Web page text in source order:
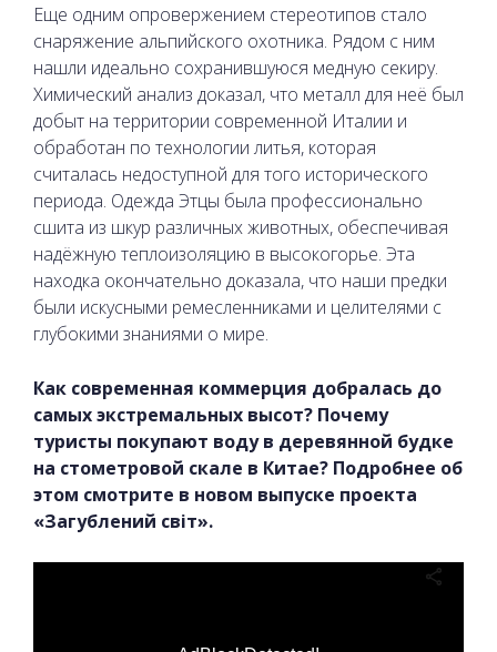
Еще одним опровержением стереотипов стало
снаряжение альпийского охотника. Рядом с ним
нашли идеально сохранившуюся медную секиру.
Химический анализ доказал, что металл для неё был
добыт на территории современной Италии и
обработан по технологии литья, которая
считалась недоступной для того исторического
периода. Одежда Этцы была профессионально
сшита из шкур различных животных, обеспечивая
надёжную теплоизоляцию в высокогорье. Эта
находка окончательно доказала, что наши предки
были искусными ремесленниками и целителями с
глубокими знаниями о мире.
Как современная коммерция добралась до
самых экстремальных высот? Почему
туристы покупают воду в деревянной будке
на стометровой скале в Китае? Подробнее об
этом смотрите в новом выпуске проекта
«Загублений світ».